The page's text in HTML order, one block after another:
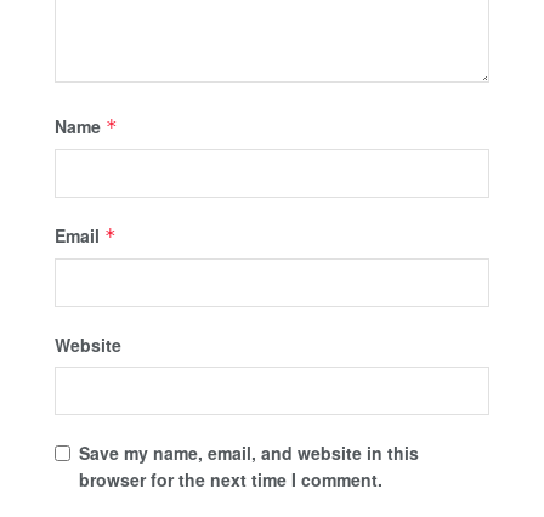
Name *
Email *
Website
Save my name, email, and website in this
browser for the next time I comment.